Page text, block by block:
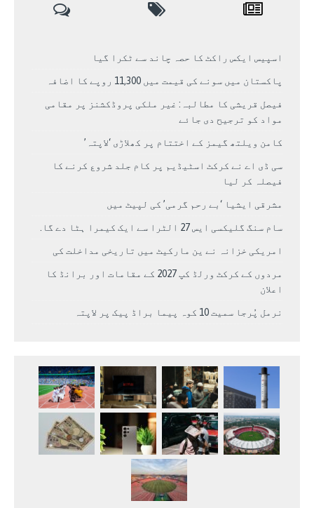
اسپیس ایکس راکٹ کا حصہ چاند سے ٹکرا گیا
پاکستان میں سونے کی قیمت میں 11,300 روپے کا اضافہ
فیصل قریشی کا مطالبہ: غیر ملکی پروڈکشنز پر مقامی
مواد کو ترجیح دی جائے
کامن ویلتھ گیمز کے اختتام پر کھلاڑی ‘لاپتہ’
سی ڈی اے نے کرکٹ اسٹیڈیم پر کام جلد شروع کرنے کا
فیصلہ کر لیا
مشرقی ایشیا ‘بے رحم گرمی’ کی لپیٹ میں
سام سنگ گلیکسی ایس 27 الٹرا سے ایک کیمرا ہٹا دے گا.
امریکی خزانہ نے ین مارکیٹ میں تاریخی مداخلت کی
مردوں کے کرکٹ ورلڈ کپ 2027 کے مقامات اور برانڈ کا
اعلان
نرمل پُرجا سمیت 10 کوہ پیما براڈ پیک پر لاپتہ